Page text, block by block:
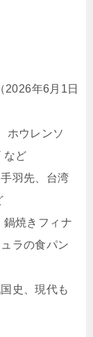
2026年6月1日
ホウレンソ
など
羽先、台湾
鍋焼きフィナ
ラの食パン
史、現代も